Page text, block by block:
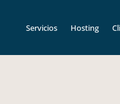
Servicios Hosting